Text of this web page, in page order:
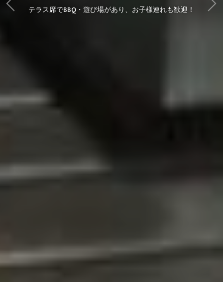
テラス席でBBQ・遊び場があり、お子様連れも歓迎！